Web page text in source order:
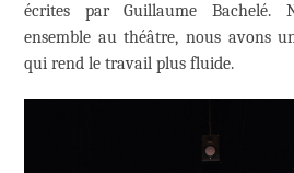
écrites par Guillaume Bachelé.
ensemble au théâtre, nous avons
qui rend le travail plus fluide.